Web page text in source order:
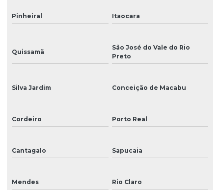
Plotter de impressão para impressão de banners
Reparo de impressoras
Reposição de peças para impressoras de grande formato
Sinalização de acessibilidade
Pinheiral Itaocara
Quissamã
São José do Vale do Rio
Preto
Silva Jardim Conceição de Macabu
Cordeiro Porto Real
Cantagalo Sapucaia
Mendes Rio Claro